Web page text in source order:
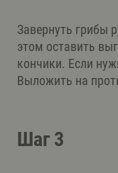
Завернуть грибы
этом оставить
кончики. Если
Выложить на
Шаг 3